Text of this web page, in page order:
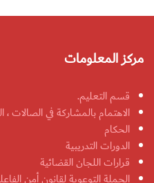
مركز المعلومات
قسم التعليم.
الاهتمام بالمشاركة في الصالات ،
الحكام
الدورات التدريبية
قرارات اللجان القضائية
الحملة التوعوية لقانون أمن